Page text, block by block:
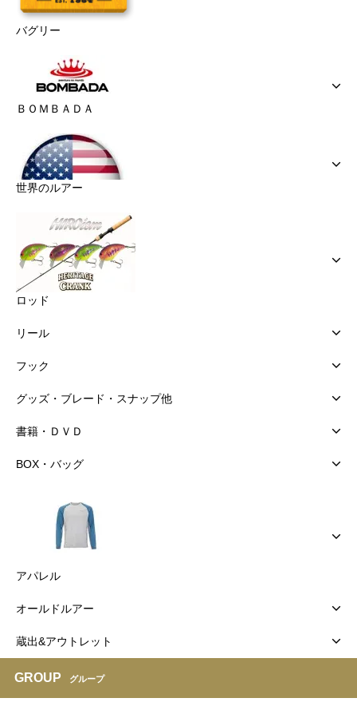
バグリー
ＢＯＭＢＡＤＡ
世界のルアー
ロッド
リール
フック
グッズ・ブレード・スナップ他
書籍・ＤＶＤ
BOX・バッグ
アパレル
オールドルアー
蔵出&アウトレット
GROUP グループ